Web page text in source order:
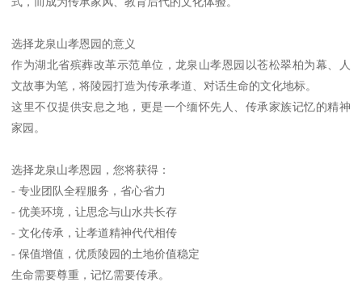
选择龙泉山孝恩园的意义
作为湖北省殡葬改革示范单位，龙泉山孝恩园以苍松翠柏为幕、人
文故事为笔，将陵园打造为传承孝道、对话生命的文化地标。
这里不仅提供安息之地，更是一个缅怀先人、传承家族记忆的精神
家园。
选择龙泉山孝恩园，您将获得：
- 专业团队全程服务，省心省力
- 优美环境，让思念与山水共长存
- 文化传承，让孝道精神代代相传
- 保值增值，优质陵园的土地价值稳定
生命需要尊重，记忆需要传承。